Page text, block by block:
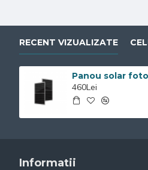
RECENT VIZUALIZATE
460Lei
Informatii